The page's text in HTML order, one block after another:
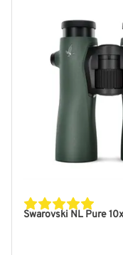
Swarovski NL Pure